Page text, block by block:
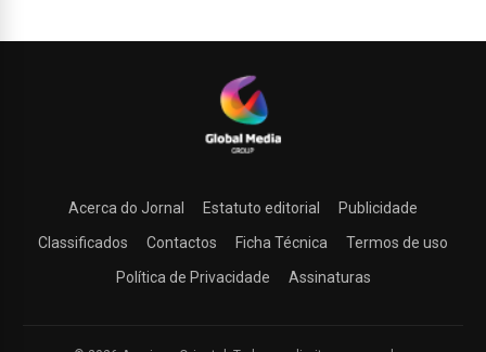
Acerca do Jornal Estatuto editorial
Publicidade
Classificados
Contactos Ficha Técnica
Termos de uso
Política de Privacidade
Assinaturas